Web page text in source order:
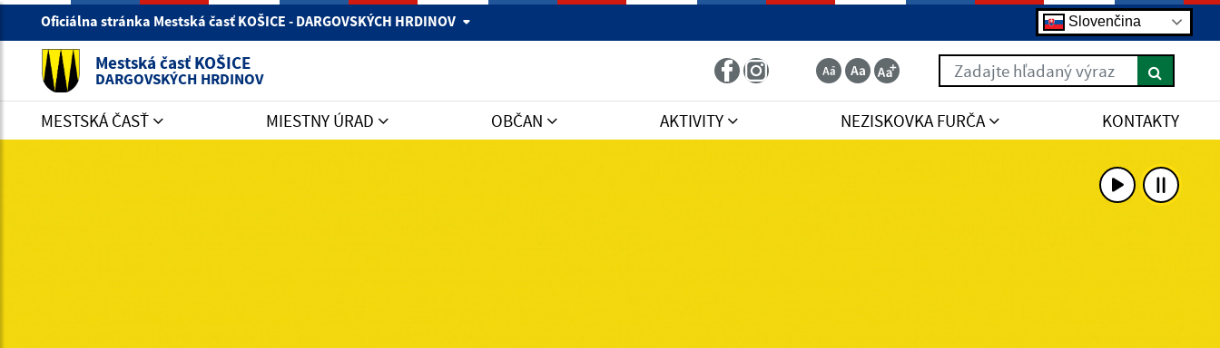
Oficiálna stránka Mestská časť KOŠICE - DARGOVSKÝCH HRDINOV Slovenčina
Mestská časť KOŠICE
DARGOVSKÝCH HRDINOV
Zadajte hľadaný výraz
MESTSKÁ ČASŤ MIESTNY ÚRAD OBČAN AKTIVITY NEZISKOVKA FURČA KONTAKTY